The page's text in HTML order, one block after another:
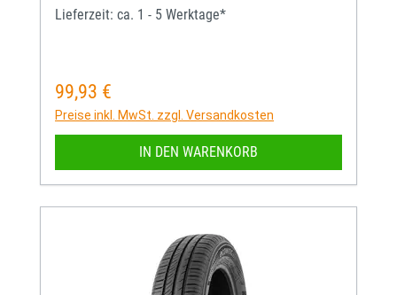
Lieferzeit: ca. 1 - 5 Werktage*
Regulärer Preis:
99,93 €
Preise inkl. MwSt. zzgl. Versandkosten
IN DEN WARENKORB